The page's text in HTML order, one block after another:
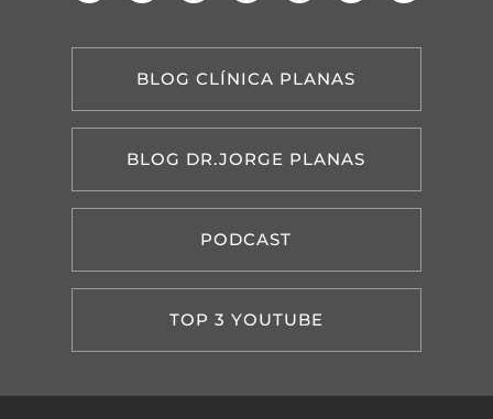
BLOG CLÍNICA PLANAS
BLOG DR.JORGE PLANAS
PODCAST
TOP 3 YOUTUBE